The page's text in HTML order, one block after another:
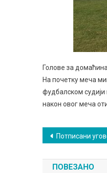
Голове за
На почетку меча
фудбалском судији
након овог меча
Кретање
чланка
Потписани уговори за доделу
ПОВЕЗАНО